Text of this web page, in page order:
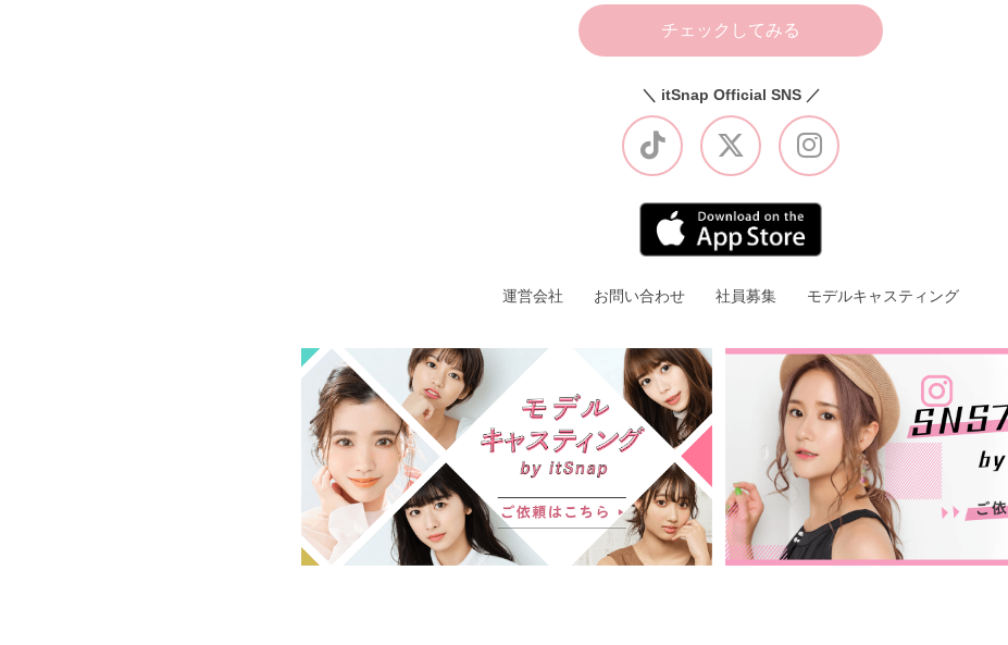
チェックしてみる
＼ itSnap Official SNS ／
運営会社 お問い合わせ 社員募集 モデルキャスティング